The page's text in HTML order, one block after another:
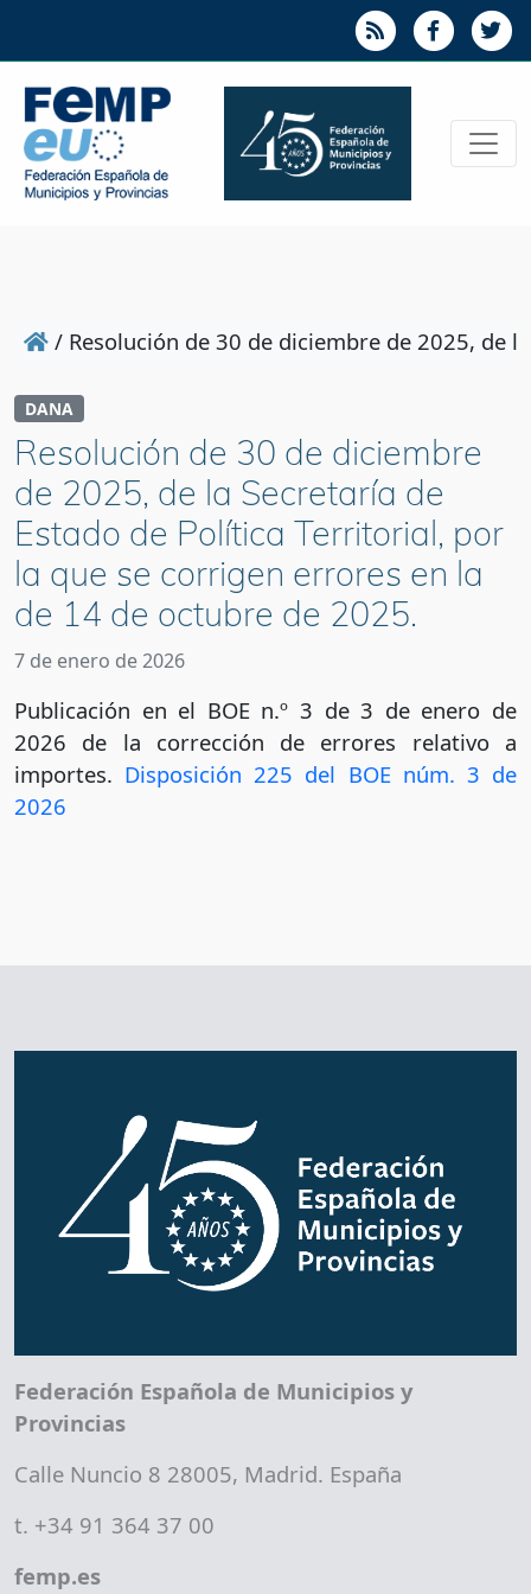
/ Resolución de 30 de diciembre de 2025, de
DANA
Resolución de 30 de diciembre
de 2025, de la Secretaría de
Estado de Política Territorial, por
la que se corrigen errores en la
de 14 de octubre de 2025.
7 de enero de 2026
Publicación en el BOE n.º 3 de 3 de enero de
2026 de la corrección de errores relativo a
importes. Disposición 225 del BOE núm. 3 de
2026
Federación Española de Municipios y
Provincias
Calle Nuncio 8 28005, Madrid. España
t. +34 91 364 37 00
femp.es